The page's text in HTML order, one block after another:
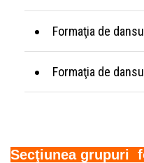
Formaţia de
Formaţia de
Secţiunea grupuri